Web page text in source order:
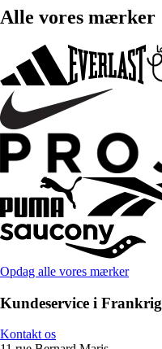
Alle vores mærker
Opdag alle vores mærker
Kundeservice i Frankrig
Kontakt os